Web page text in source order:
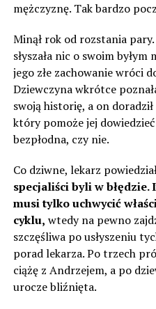
mężczyznę. Tak bardzo
Minął rok od rozstania
słyszała nic o swoim byłym
jego złe zachowanie wróci
Dziewczyna wkrótce
swoją historię, a on
który pomoże jej
bezpłodna, czy nie.
Co dziwne, lekarz
specjaliści byli w błędzie.
musi tylko uchwycić
cyklu, wtedy na pewno
szczęśliwa po usłyszeniu
porad lekarza. Po trzech
ciążę z Andrzejem, a po
urocze bliźnięta.